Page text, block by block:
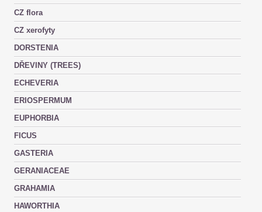
CZ flora
CZ xerofyty
DORSTENIA
DŘEVINY (TREES)
ECHEVERIA
ERIOSPERMUM
EUPHORBIA
FICUS
GASTERIA
GERANIACEAE
GRAHAMIA
HAWORTHIA